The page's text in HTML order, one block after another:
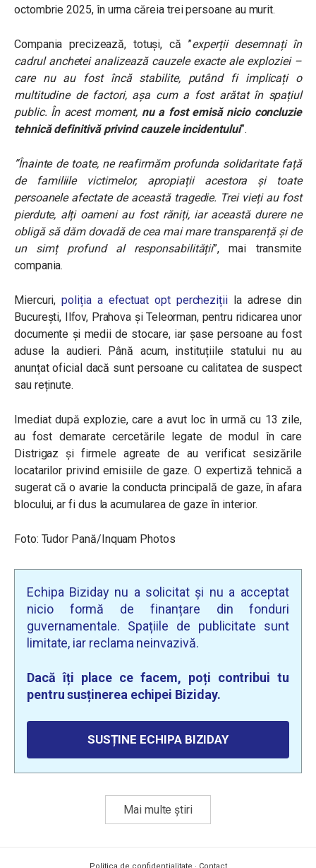
octombrie 2025, în urma căreia trei persoane au murit.
Compania precizează, totuși, că ”experții desemnați în
cadrul anchetei analizează cauzele exacte ale exploziei –
care nu au fost încă stabilite, putând fi implicați o
multitudine de factori, așa cum a fost arătat în spațiul
public. În acest moment, nu a fost emisă nicio concluzie
tehnică definitivă privind cauzele incidentului”.
”Înainte de toate, ne reafirmăm profunda solidaritate față
de familiile victimelor, apropiații acestora și toate
persoanele afectate de această tragedie. Trei vieți au fost
pierdute, alți oameni au fost răniți, iar această durere ne
obligă să dăm dovadă de cea mai mare transparență și de
un simț profund al responsabilității”, mai transmite
compania.
Miercuri,poliția a efectuat opt perchezițiila adrese din
București, Ilfov, Prahova și Teleorman, pentru ridicarea unor
documente și medii de stocare, iar șase persoane au fost
aduse la audieri. Până acum, instituțiile statului nu au
anunțat oficial dacă sunt persoane cu calitatea de suspect
sau reținute.
Imediat după explozie, care a avut loc în urmă cu 13 zile,
au fost demarate cercetările legate de modul în care
Distrigaz și firmele agreate de au verificat sesizările
locatarilor privind emisiile de gaze. O expertiză tehnică a
sugerat că o avarie la conducta principală de gaze, în afara
blocului, ar fi dus la acumularea de gaze în interior.
Foto: Tudor Pană/Inquam Photos
Echipa Biziday nu a solicitat și nu a acceptat
nicio formă de finanțare din fonduri
guvernamentale. Spațiile de publicitate sunt
limitate, iar reclama neinvazivă.
Dacă îți place ce facem, poți contribui tu
pentru susținerea echipei Biziday.
SUSȚINE ECHIPA BIZIDAY
Mai multe știri